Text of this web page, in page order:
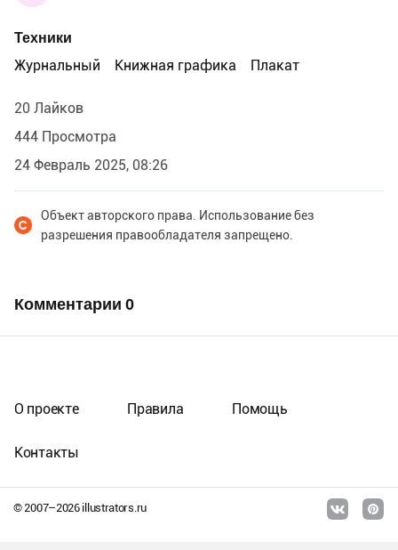
Техники
Журнальный
Книжная графика Плакат
20 Лайков
444 Просмотра
24 Февраль 2025, 08:26
Объект авторского права. Использование без
разрешения правообладателя запрещено.
Комментарии 0
© 2007–2026illustrators.ru
О проекте Правила Помощь
Контакты